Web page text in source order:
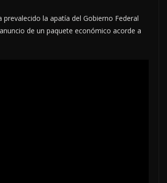
la apatía del Gobierno Federal
de un paquete económico acorde a